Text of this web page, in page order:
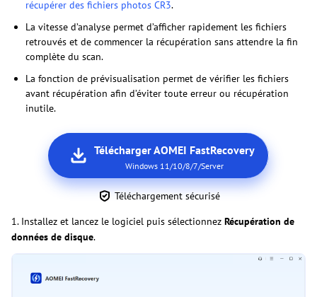
récupérer des fichiers photos CR3.
La vitesse d’analyse permet d’afficher rapidement les fichiers
retrouvés et de commencer la récupération sans attendre la fin
complète du scan.
La fonction de prévisualisation permet de vérifier les fichiers
avant récupération afin d’éviter toute erreur ou récupération
inutile.
Télécharger AOMEI FastRecovery
Windows 11/10/8/7/Server
Téléchargement sécurisé
1. Installez et lancez le logiciel puis sélectionnez Récupération de
données de disque.